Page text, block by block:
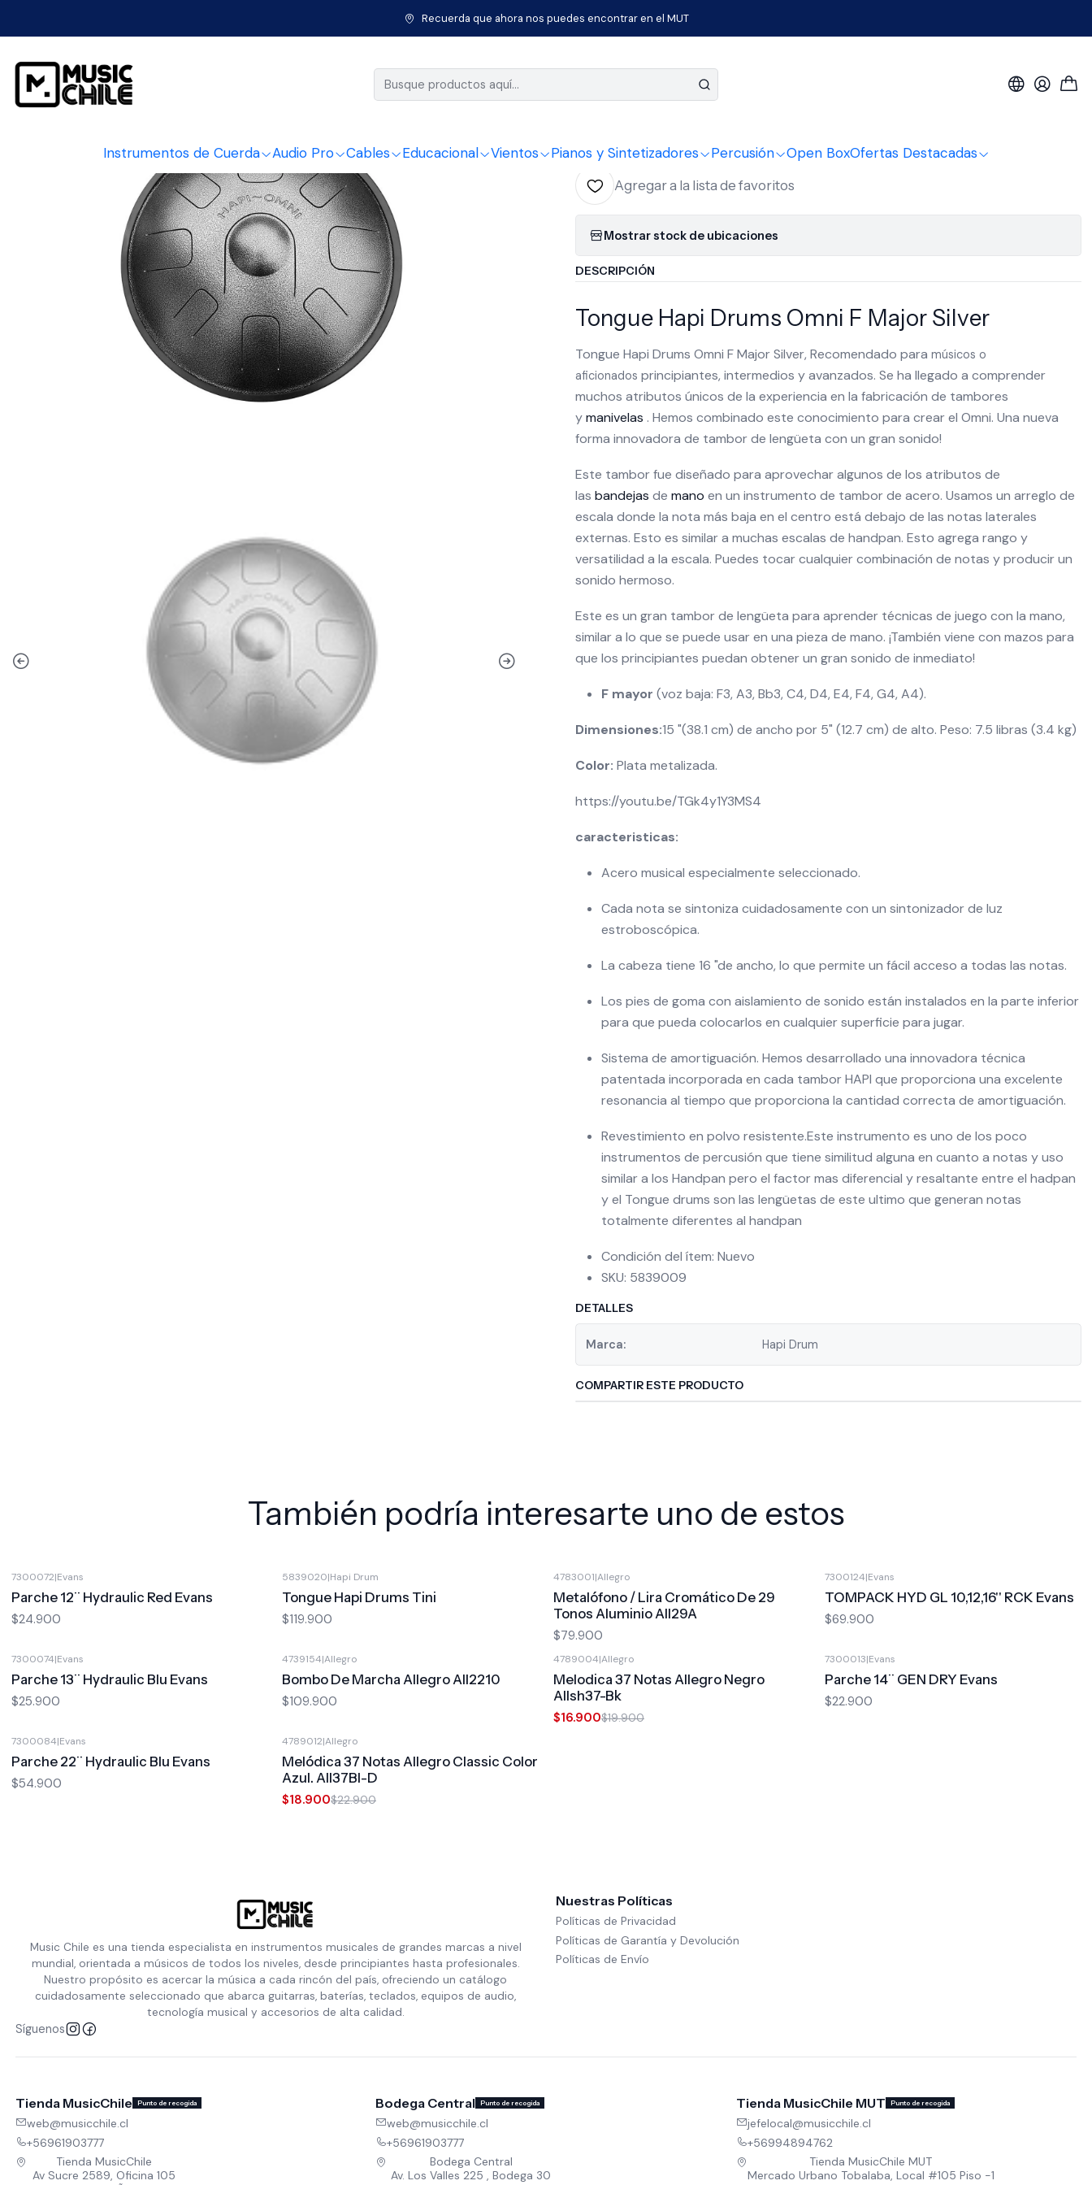
Instrumentos de Cuerda Audio Pro Cables Educacional Vientos Pianos y Sintetizadores Percusión Open BoxOfertas Destacadas
Recuerda que ahora nos puedes encontrar en el MUT
Percusión Educacional Tongue Tongue Hapi Drums Omni F Major Silver
|
Tongue Hapi Drums Omni F Major
Agregar a la lista de favoritos
Mostrar stock de ubicaciones
DESCRIPCIÓN
Tongue Hapi Drums Omni F Major Silver
Tongue Hapi Drums Omni F Major Silver, Recomendado para músicos o
aficionados principiantes, intermedios y avanzados. Se ha llegado a comprender
muchos atributos únicos de la experiencia en la fabricación de tambores
ymanivelas . Hemos combinado este conocimiento para crear el Omni. Una nueva
forma innovadora de tambor de lengüeta con un gran sonido!
Este tambor fue diseñado para aprovechar algunos de los atributos de
las bandejas de mano en un instrumento de tambor de acero. Usamos un arreglo de
escala donde la nota más baja en el centro está debajo de las notas laterales
externas. Esto es similar a muchas escalas de handpan. Esto agrega rango y
versatilidad a la escala. Puedes tocar cualquier combinación de notas y producir un
sonido hermoso.
Este es un gran tambor de lengüeta para aprender técnicas de juego con la mano,
similar a lo que se puede usar en una pieza de mano. ¡También viene con mazos para
que los principiantes puedan obtener un gran sonido de inmediato!
F mayor (voz baja: F3, A3, Bb3, C4, D4, E4, F4, G4, A4).
Dimensiones:15 "(38.1 cm) de ancho por 5" (12.7 cm) de alto. Peso: 7.5 libras (3.4 kg)
Color: Plata metalizada.
https://youtu.be/TGk4y1Y3MS4
caracteristicas:
Acero musical especialmente seleccionado.
Cada nota se sintoniza cuidadosamente con un sintonizador de luz
estroboscópica.
La cabeza tiene 16 "de ancho, lo que permite un fácil acceso a todas las notas.
Los pies de goma con aislamiento de sonido están instalados en la parte inferior
para que pueda colocarlos en cualquier superficie para jugar.
Sistema de amortiguación. Hemos desarrollado una innovadora técnica
patentada incorporada en cada tambor HAPI que proporciona una excelente
resonancia al tiempo que proporciona la cantidad correcta de amortiguación.
Revestimiento en polvo resistente.Este instrumento es uno de los poco
instrumentos de percusión que tiene similitud alguna en cuanto a notas y uso
similar a los Handpan pero el factor mas diferencial y resaltante entre el hadpan
y el Tongue drums son las lengüetas de este ultimo que generan notas
totalmente diferentes al handpan
Condición del ítem: Nuevo
SKU: 5839009
DETALLES
Marca: Hapi Drum
COMPARTIR ESTE PRODUCTO
También podría interesarte uno de estos
7300072|Evans
Parche 12¨ Hydraulic Red Evans
$24.900
5839020|Hapi Drum
Tongue Hapi Drums Tini
$119.900
4783001|Allegro
Metalófono / Lira Cromático De 29
Tonos Aluminio All29A
$79.900
7300124|Evans
TOMPACK HYD GL 10,12,16'' RCK Evans
$69.900
7300074|Evans
Parche 13¨ Hydraulic Blu Evans
$25.900
4739154|Allegro
Bombo De Marcha Allegro All2210
$109.900
4789004|Allegro
Melodica 37 Notas Allegro Negro
Allsh37-Bk
$16.900$19.900
7300013|Evans
Parche 14¨ GEN DRY Evans
$22.900
7300084|Evans
Parche 22¨ Hydraulic Blu Evans
$54.900
4789012|Allegro
Melódica 37 Notas Allegro Classic Color
Azul. All37Bl-D
$18.900$22.900
Music Chile es una tienda especialista en instrumentos musicales de grandes marcas a nivel
mundial, orientada a músicos de todos los niveles, desde principiantes hasta profesionales.
Nuestro propósito es acercar la música a cada rincón del país, ofreciendo un catálogo
cuidadosamente seleccionado que abarca guitarras, baterías, teclados, equipos de audio,
tecnología musical y accesorios de alta calidad.
Síguenos
Nuestras Políticas
Políticas de Privacidad
Políticas de Garantía y Devolución
Políticas de Envío
Tienda MusicChile Punto de recogida
web@musicchile.cl
+56961903777
Tienda MusicChile
Av Sucre 2589, Oficina 105
Bodega Central Punto de recogida
web@musicchile.cl
+56961903777
Bodega Central
Av. Los Valles 225 , Bodega 30
Tienda MusicChile MUT Punto de recogida
jefelocal@musicchile.cl
+56994894762
Tienda MusicChile MUT
Mercado Urbano Tobalaba, Local #105 Piso -1